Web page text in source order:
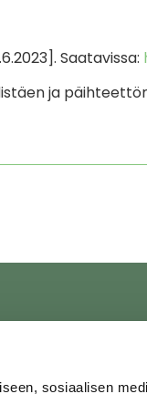
sosiaalisen
Saatavissa:
ja